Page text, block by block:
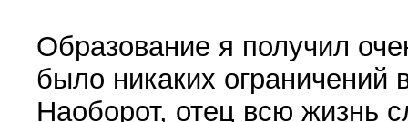
Образование я получил
было никаких
Наоборот, отец всю жизнь